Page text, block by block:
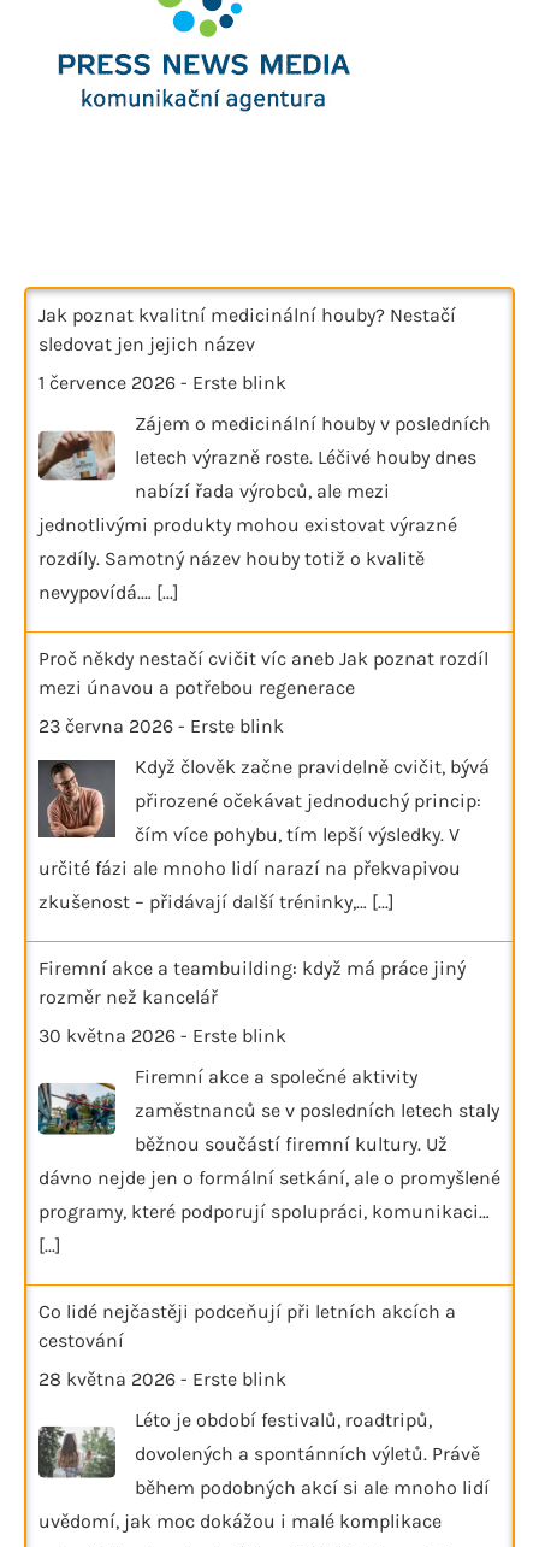
Jak poznat kvalitní medicinální houby? Nestačí
sledovat jen jejich název
1 července 2026 - Erste blink
Zájem o medicinální houby v posledních
letech výrazně roste. Léčivé houby dnes
nabízí řada výrobců, ale mezi
jednotlivými produkty mohou existovat výrazné
rozdíly. Samotný název houby totiž o kvalitě
nevypovídá.… [...]
Proč někdy nestačí cvičit víc aneb Jak poznat rozdíl
mezi únavou a potřebou regenerace
23 června 2026 - Erste blink
Když člověk začne pravidelně cvičit, bývá
přirozené očekávat jednoduchý princip:
čím více pohybu, tím lepší výsledky. V
určité fázi ale mnoho lidí narazí na překvapivou
zkušenost – přidávají další tréninky,… [...]
Firemní akce a teambuilding: když má práce jiný
rozměr než kancelář
30 května 2026 - Erste blink
Firemní akce a společné aktivity
zaměstnanců se v posledních letech staly
běžnou součástí firemní kultury. Už
dávno nejde jen o formální setkání, ale o promyšlené
programy, které podporují spolupráci, komunikaci…
[...]
Co lidé nejčastěji podceňují při letních akcích a
cestování
28 května 2026 - Erste blink
Léto je období festivalů, roadtripů,
dovolených a spontánních výletů. Právě
během podobných akcí si ale mnoho lidí
uvědomí, jak moc dokážou i malé komplikace